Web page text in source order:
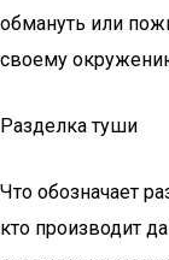
обмануть или
своему
Разделка туши
Что обозначает
кто производит